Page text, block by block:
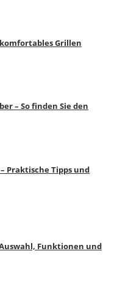
Grillen
– So finden Sie den
Praktische Tipps und
Funktionen und